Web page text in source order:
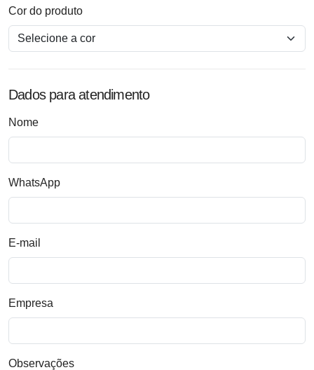
Cor do produto
Dados para atendimento
Nome
WhatsApp
E-mail
Empresa
Observações